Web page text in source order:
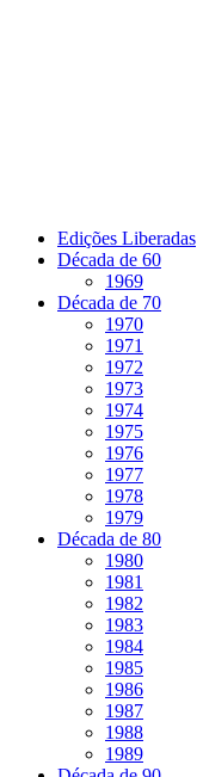
Edições Liberadas
Década de 60
1969
Década de 70
1970
1971
1972
1973
1974
1975
1976
1977
1978
1979
Década de 80
1980
1981
1982
1983
1984
1985
1986
1987
1988
1989